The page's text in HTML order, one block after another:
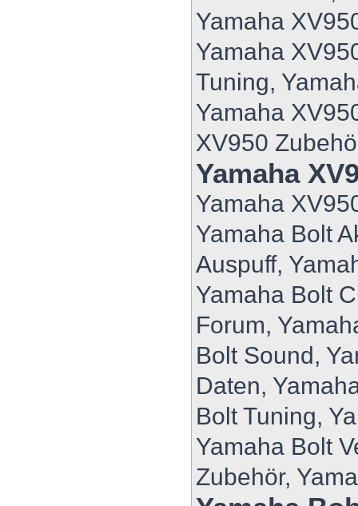
Yamaha
Yamaha
Tuning,
Yamaha
XV950
Yamaha
Yamaha
Yamaha Bolt
Auspuff,
Yamaha Bolt
Forum,
Bolt Sound,
Daten,
Bolt Tuning,
Yamaha Bolt
Zubehör,